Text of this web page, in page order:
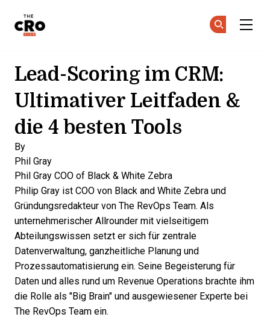
Lead-Scoring im CRM:
Ultimativer Leitfaden &
die 4 besten Tools
By
Phil Gray
Phil Gray COO of Black & White Zebra
Philip Gray ist COO von Black and White Zebra und
Gründungsredakteur von The RevOps Team. Als
unternehmerischer Allrounder mit vielseitigem
Abteilungswissen setzt er sich für zentrale
Datenverwaltung, ganzheitliche Planung und
Prozessautomatisierung ein. Seine Begeisterung für
Daten und alles rund um Revenue Operations brachte ihm
die Rolle als "Big Brain" und ausgewiesener Experte bei
The RevOps Team ein.